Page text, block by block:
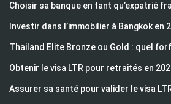
Choisir sa banque en tant qu’expatrié
Investir dans l’immobilier à Bangkok en
Thailand Elite Bronze ou Gold : quel
Obtenir le visa LTR pour retraités en
Assurer sa santé pour valider le visa